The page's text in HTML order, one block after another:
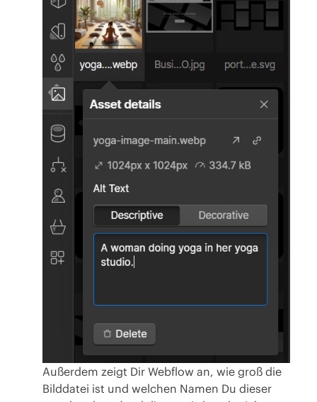
Außerdem zeigt Dir Webflow an, wie groß die
Bilddatei ist und welchen Namen Du dieser